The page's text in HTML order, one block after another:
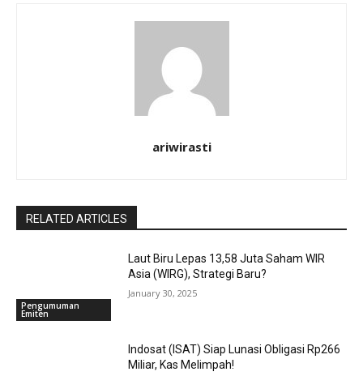
ariwirasti
RELATED ARTICLES
Pengumuman
Emiten
Laut Biru Lepas 13,58 Juta Saham WIR
Asia (WIRG), Strategi Baru?
January 30, 2025
Indosat (ISAT) Siap Lunasi Obligasi Rp266
Miliar, Kas Melimpah!